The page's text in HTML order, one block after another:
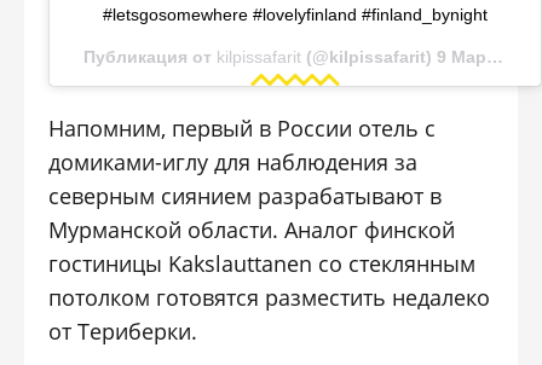
#letsgosomewhere #lovelyfinland #finland_bynight
Публикация от kilpissafarit (@kilpissafarit) 9 Мар 2018 в 8:24 PST
Напомним, первый в России отель с
домиками-иглу для наблюдения за
северным сиянием разрабатывают в
Мурманской области. Аналог финской
гостиницы Kakslauttanen со стеклянным
потолком готовятся разместить недалеко
от Териберки.